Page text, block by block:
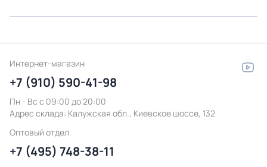
Интернет-магазин
+7 (910) 590-41-98
Пн - Вс с 09:00 до 20:00
Адрес склада: Калужская обл., Киевское шоссе, 132
Оптовый отдел
+7 (495) 748-38-11